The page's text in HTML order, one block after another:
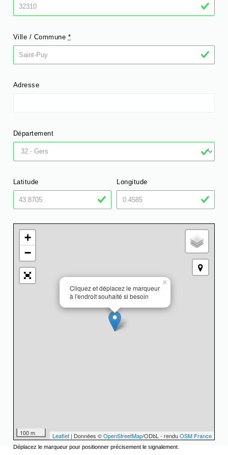
Ville / Commune *
Adresse
Département
Latitude Longitude
Cliquez et déplacez le marqueur
à l'endroit souhaité si besoin
×
+
−
100 m Leaflet | Données ©OpenStreetMap/ODbL - renduOSM France
Déplacez le marqueur pour positionner précisement le signalement.